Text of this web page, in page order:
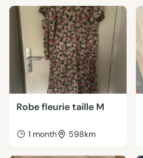
Robe fleurie taille M
1 month 598km